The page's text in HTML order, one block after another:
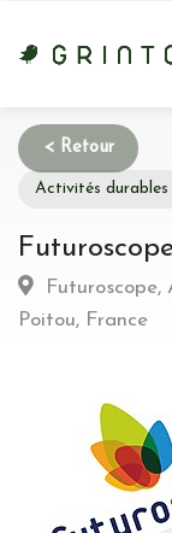
Activités durables
Futuroscope,
Poitou, France